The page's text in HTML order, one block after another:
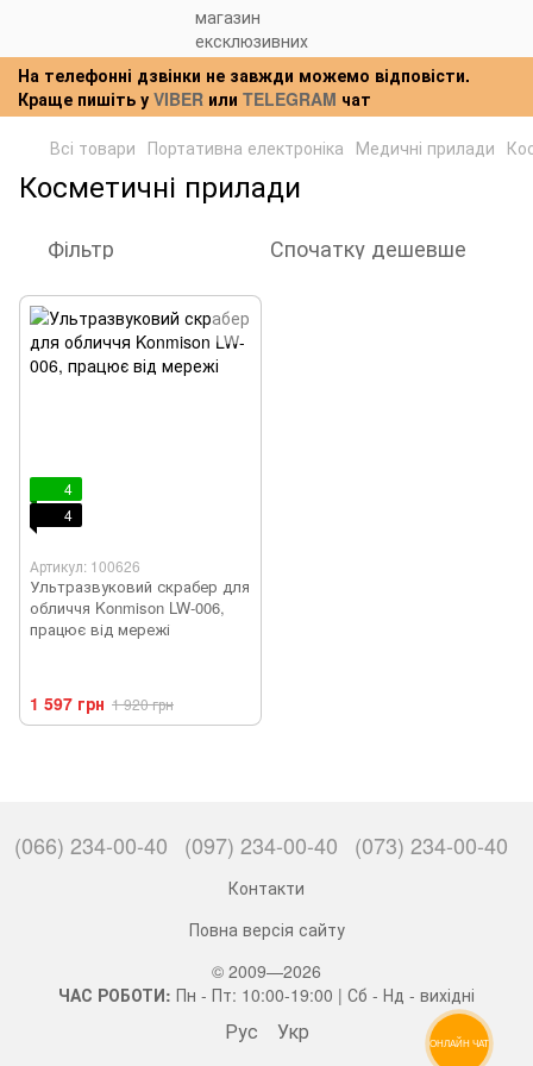
На телефонні дзвінки не завжди можемо відповісти.
Краще пишіть у VIBER или TELEGRAM чат
Всі товари Портативна електроніка Медичні прилади
Косметичні прилади
Фільтр Спочатку дешевше
4
4
Артикул: 100626
Ультразвуковий скрабер для
обличчя Konmison LW-006,
працює від мережі
1 597 грн 1 920 грн
(066) 234-00-40 (097) 234-00-40 (073) 234-00-40
Контакти
Повна версія сайту
© 2009—2026
ЧАС РОБОТИ: Пн - Пт: 10:00-19:00 | Сб - Нд - вихідні
Рус Укр ОНЛАЙН ЧАТ